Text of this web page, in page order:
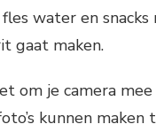
water en
gaat maken.
om je camera
kunnen